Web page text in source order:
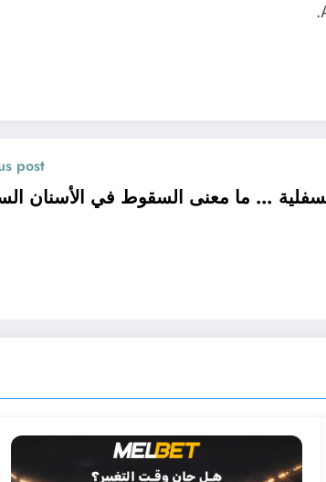
post
… ما معنى السقوط في الأسنان